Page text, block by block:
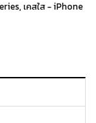
, เคสใส - iPhone